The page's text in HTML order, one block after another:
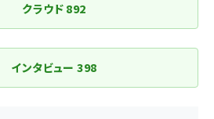
クラウド 892
インタビュー398